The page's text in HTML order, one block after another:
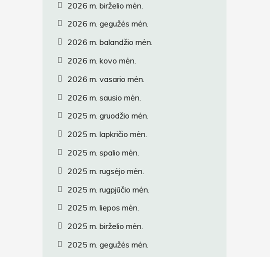
2026 m. birželio mėn.
2026 m. gegužės mėn.
2026 m. balandžio mėn.
2026 m. kovo mėn.
2026 m. vasario mėn.
2026 m. sausio mėn.
2025 m. gruodžio mėn.
2025 m. lapkričio mėn.
2025 m. spalio mėn.
2025 m. rugsėjo mėn.
2025 m. rugpjūčio mėn.
2025 m. liepos mėn.
2025 m. birželio mėn.
2025 m. gegužės mėn.